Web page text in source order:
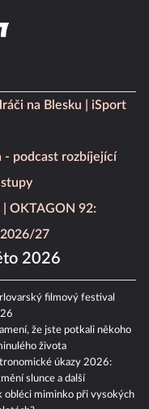
na Blesku
iSport
- podcast rozbíjející
OKTAGON 92:
27
2026
filmový festival
že jste potkali někoho
života
úkazy 2026:
slunce a další
obléci miminko při vysokých